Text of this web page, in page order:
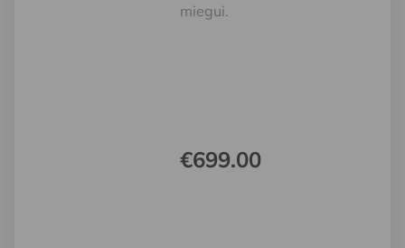
miegui.
€699.00